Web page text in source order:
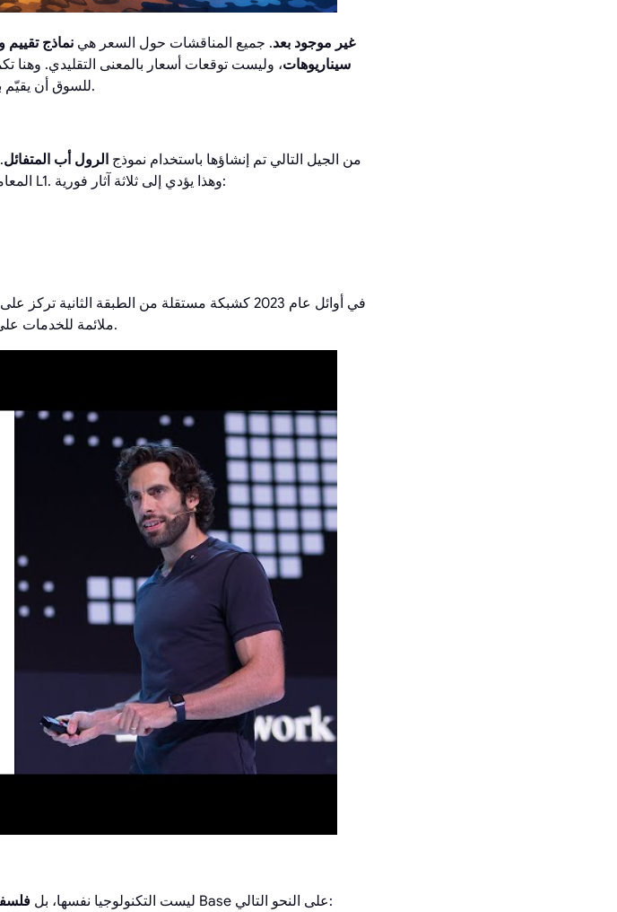
رمز BASE غير موجود بعد. جميع المناقشات حول السعر هي نماذج تقييم
سيناريوهات، وليست توقعات أسعار بالمعنى التقليدي.
للسوق أن يقيّم بنية تحتية تولد بالفعل إيرادات ولكنها لا تمتلك بعد توكنوميكس.
هي شبكة Ethereum من الجيل التالي تم إنشاؤها باستخدام نموذج الرول أب المتفائل
المعاملات من الطبقة الرئيسية لإيثريوم وتنشر البيانات النهائية إلى L1. وهذا يؤدي إلى ثلاثة آثار فورية:
ملائمة للخدمات على السلسلة التي تواجه المستخدمين وعلى مستوى التطبيقات.
الميزة الرئيسية لـ Base ليست التكنولوجيا نفسها، بل
. منذ البداية، تم تصميم Base على النحو التالي: